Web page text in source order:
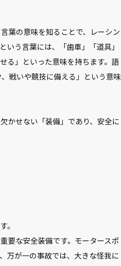
葉の意味を知ることで、レーシン
いう言葉には、「歯車」「道具」
る」といった意味を持ちます。語
戦いや競技に備える」という意味
かせない「装備」であり、安全に
。
要な安全装備です。モータースポ
万が一の事故では、大きな怪我に